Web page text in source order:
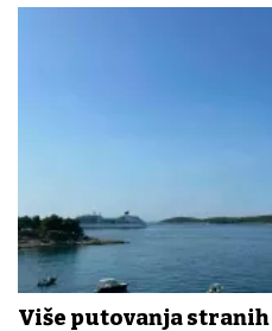
Više putovanja